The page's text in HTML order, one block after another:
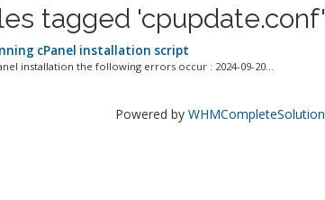
tagged 'cpupdate.conf'
cPanel installation script
installation the following errors occur : 2024-09-20...
Powered by WHMCompleteSolution